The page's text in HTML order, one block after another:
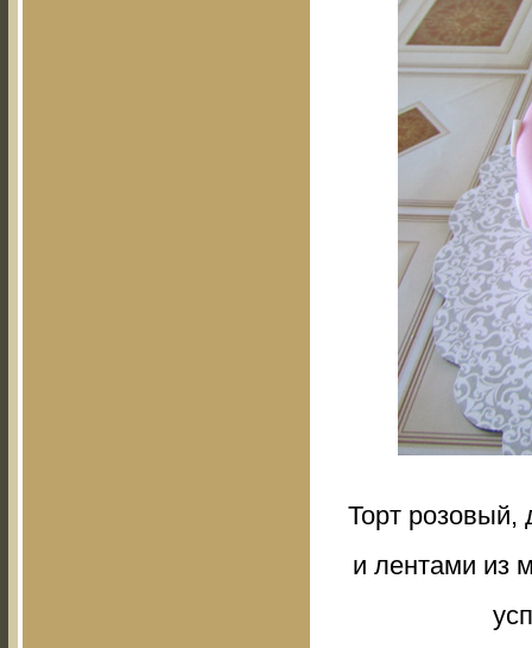
Торт розовый,
и лентами из